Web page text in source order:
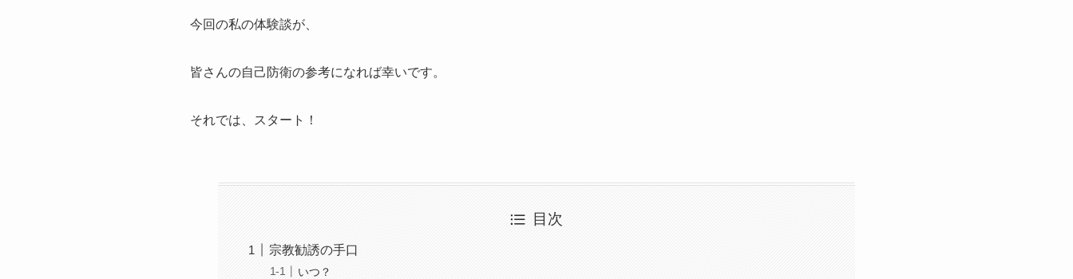
今回の私の体験談が、
皆さんの自己防衛の参考になれば幸いです。
それでは、スタート！
目次
宗教勧誘の手口
いつ？